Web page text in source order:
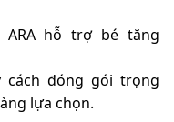
ARA hỗ trợ bé tăng
cách đóng gói trọng
lựa chọn.